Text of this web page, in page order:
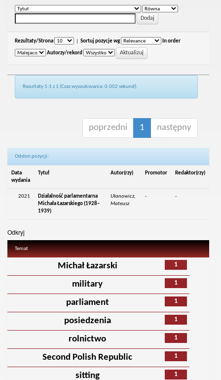
Rezultaty/Strona Sortuj pozycje wg In order
Autorzy/rekord
Rezultaty 1-1 z 1 (Czas wyszukiwania: 0.002 sekund).
poprzedni 1 następny
Odsłon pozycji:
Data
wydania
Tytuł Autor(rzy) Promotor Redaktor(rzy)
2021
Działalność parlamentarna
Michała Łazarskiego (1928–
1939)
Ułanowicz,
Mateusz
- -
Odkryj
Temat
1
Michał Łazarski
1
military
1
parliament
1
posiedzenia
1
rolnictwo
1
Second Polish Republic
1
sitting